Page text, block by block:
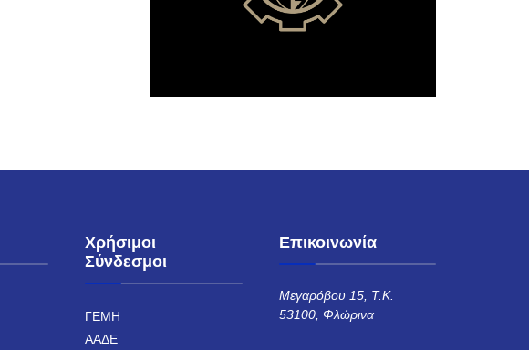
Χρήσιμοι
Σύνδεσμοι
ΓΕΜΗ
ΑΑΔΕ
Επικοινωνία
Μεγαρόβου 15, Τ.Κ.
53100, Φλώρινα